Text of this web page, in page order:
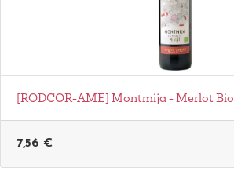
[RODCOR-AME] Montmija - Merlot Bio
7,56 €